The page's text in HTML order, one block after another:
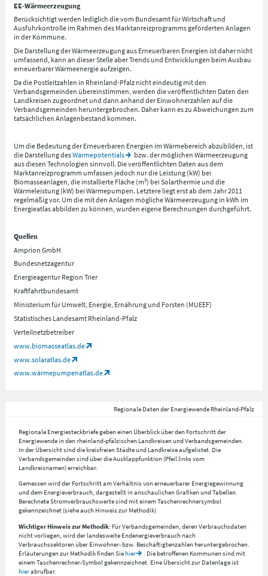
EE-Wärmeerzeugung
Berücksichtigt werden lediglich die vom Bundesamt für Wirtschaft und
Ausfuhrkontrolle im Rahmen des Marktanreizprogramms geförderten Anlagen
in der Kommune.
Die Darstellung der Wärmeerzeugung aus Erneuerbaren Energien ist daher nicht
umfassend, kann an dieser Stelle aber Trends und Entwicklungen beim Ausbau
erneuerbarer Wärmeenergie aufzeigen.
Da die Postleitzahlen in Rheinland-Pfalz nicht eindeutig mit den
Verbandsgemeinden übereinstimmen, werden die veröffentlichten Daten den
Landkreisen zugeordnet und dann anhand der Einwohnerzahlen auf die
Verbandsgemeinden heruntergebrochen. Daher kann es zu Abweichungen zum
tatsächlichen Anlagenbestand kommen.
Um die Bedeutung der Erneuerbaren Energien im Wärmebereich abzubilden, ist
die Darstellung desWärmepotentials
bzw. der möglichen Wärmeerzeugung
aus diesen Technologien sinnvoll. Die veröffentlichten Daten aus dem
Marktanreizprogramm umfassen jedoch nur die Leistung (kW) bei
Biomasseanlagen, die installierte Fläche (m²) bei Solarthermie und die
Wärmeleistung (kW) bei Wärmepumpen. Letztere liegt erst ab dem Jahr 2011
regelmäßig vor. Um die mit den Anlagen mögliche Wärmeerzeugung in kWh im
Energieatlas abbilden zu können, wurden eigene Berechnungen durchgeführt.
Quellen
Amprion GmbH
Bundesnetzagentur
Energieagentur Region Trier
Kraftfahrtbundesamt
Ministerium für Umwelt, Energie, Ernährung und Forsten (MUEEF)
Statistisches Landesamt Rheinland-Pfalz
Verteilnetzbetreiber
www.biomasseatlas.de
www.solaratlas.de
www.wärmepumpenatlas.de
Regionale Daten der Energiewende Rheinland-Pfalz
Regionale Energiesteckbriefe geben einen Überblick über den Fortschritt der
Energiewende in den rheinland-pfälzischen Landkreisen und Verbandsgemeinden.
In der Übersicht sind die kreisfreien Städte und Landkreise aufgelistet. Die
Verbandsgemeinden sind über die Ausklappfunktion (Pfeil links vom
Landkreisnamen) erreichbar.
Gemessen wird der Fortschritt am Verhältnis von erneuerbarer Energiegewinnung
und dem Energieverbrauch, dargestellt in anschaulichen Grafiken und Tabellen.
Berechnete Stromverbrauchswerte sind mit einem Taschenrechnersymbol
gekennzeichnet (siehe auch Hinweis zur Methodik)
Wichtiger Hinweis zur Methodik: Für Verbandsgemeinden, deren Verbrauchsdaten
nicht vorliegen, wird der landesweite Endenergieverbrauch nach
Verbrauchssektoren über Einwohner- bzw. Beschäftigtenzahlen heruntergebrochen.
Erläuterungen zur Methodik finden Siehier
. Die betroffenen Kommunen sind mit
einem Taschenrechner-Symbol gekennzeichnet. Eine Übersicht zur Datenlage ist
hierabrufbar.